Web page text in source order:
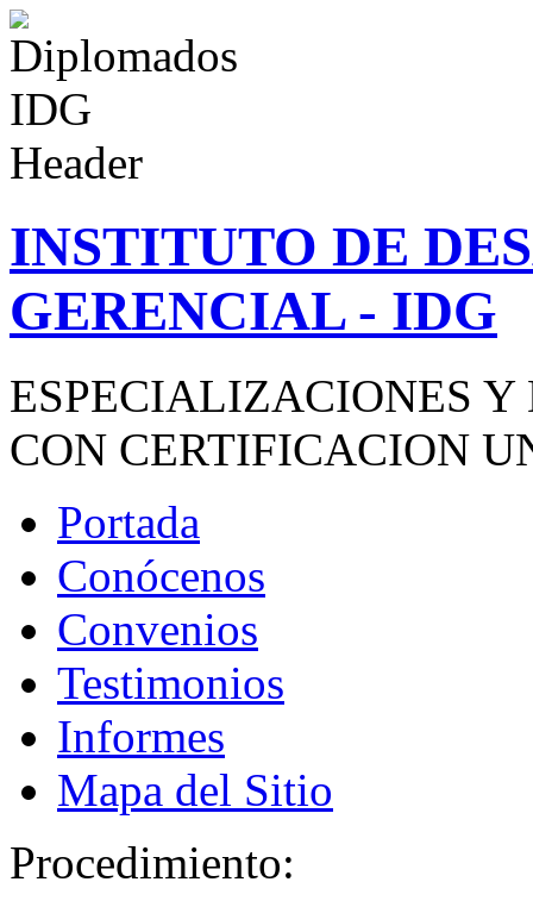
INSTITUTO DE
GERENCIAL - IDG
ESPECIALIZACIONES
CON CERTIFICACION
Portada
Conócenos
Convenios
Testimonios
Informes
Mapa del Sitio
Procedimiento: